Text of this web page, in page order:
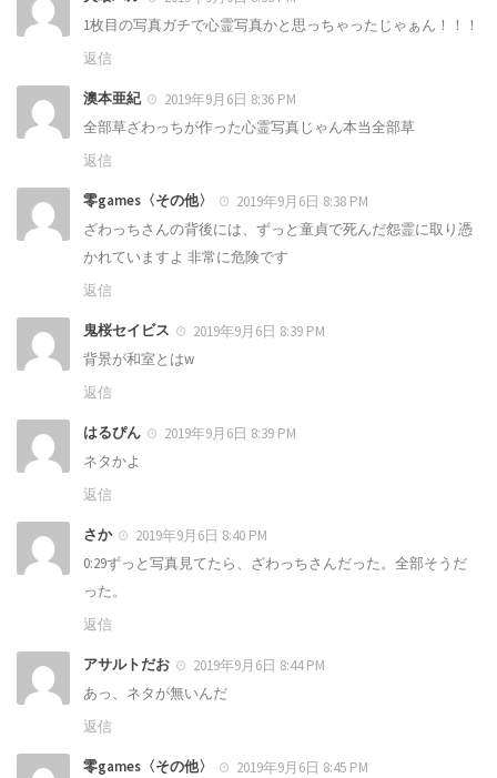
1枚目の写真ガチで心霊写真かと思っちゃったじゃぁん！！！
返信
澳本亜紀
2019年9月6日 8:36 PM
全部草ざわっちが作った心霊写真じゃん本当全部草
返信
零games〈その他〉
2019年9月6日 8:38 PM
ざわっちさんの背後には、ずっと童貞で死んだ怨霊に取り憑
かれていますよ 非常に危険です
返信
鬼桜セイビス
2019年9月6日 8:39 PM
背景が和室とはw
返信
はるぴん
2019年9月6日 8:39 PM
ネタかよ
返信
さか
2019年9月6日 8:40 PM
0:29ずっと写真見てたら、ざわっちさんだった。全部そうだ
った。
返信
アサルトだお
2019年9月6日 8:44 PM
あっ、ネタが無いんだ
返信
零games〈その他〉
2019年9月6日 8:45 PM